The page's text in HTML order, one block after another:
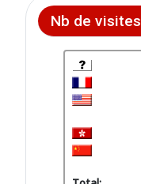
Nb de visites